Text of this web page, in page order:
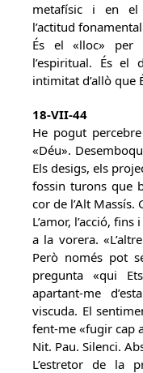
metafísic i en el
l’actitud
És el «lloc» per
l’espiritual. És
intimitat d’allò que
18-VII-44
He pogut
«Déu».
Els desigs, els
fossin turons que
cor de l’Alt Massís.
L’amor, l’acció,
a la vorera.
Però només pot
pregunta «qui
apartant-me
viscuda. El
fent-me «fugir cap
Nit. Pau. Silenci.
L’estretor de la